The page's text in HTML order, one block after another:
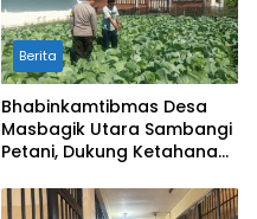
Berita
Bhabinkamtibmas Desa
Masbagik Utara Sambangi
Petani, Dukung Ketahanan
Pangan